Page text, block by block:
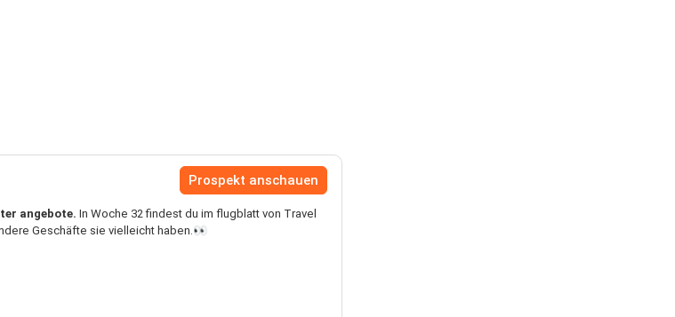
Prospekt anschauen
angebote. In Woche 32 findest du im flugblatt von Travel
Geschäfte sie vielleicht haben.👀